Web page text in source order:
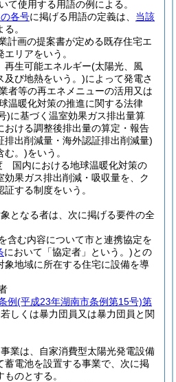
て使用する用語の例による。
各号に掲げる用語の定義は、 当該
。
画の提案書が定める既存住宅エ
リアをいう。
生可能エネルギー(太陽光、風
及び地熱をいう。)によって発電さ
者等の再エネメニューの活用又は
温暖化対策の推進に関する法律
)に基づく温室効果ガス排出量算
おける調整後排出量の算定・報告
排出削減量・海外認証排出削減量)
む。)をいう。
国内における地球温暖化対策の
効果ガス排出削減・吸収量を、ク
する制度をいう。
となる者は、次に掲げる要件の全
含む内容について市と連携協定を
において「協定者」という。)との
象地域に所在する住宅に設備を導
例(平成23年湖南市条例第15号)第
しくは暴力団員又は暴力団員と関
業は、自家消費型太陽光発電設備
蓄電池を設置する事業で、次に掲
のとする。